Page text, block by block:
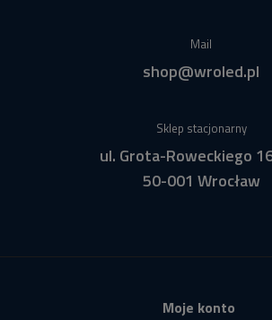
Mail
shop@wroled.pl
Sklep stacjonarny
ul. Grota-Roweckiego
50-001 Wrocław
Moje konto